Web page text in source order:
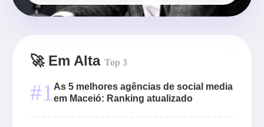
🚀 Em Alta Top 3
#1As 5 melhores agências de social media
em Maceió: Ranking atualizado